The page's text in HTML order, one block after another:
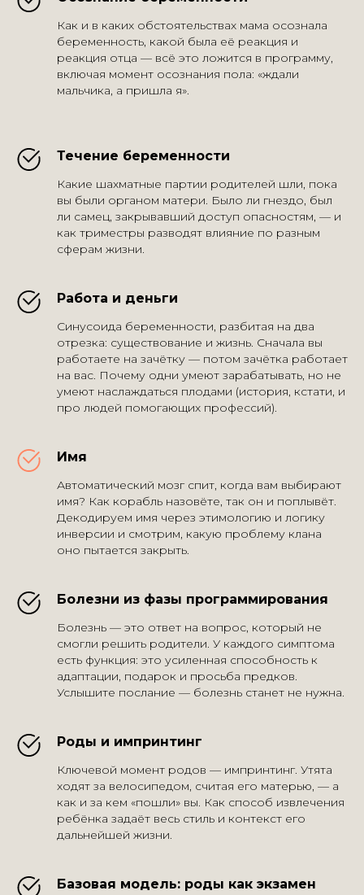
Как и в каких обстоятельствах мама осознала
беременность, какой была её реакция и
реакция отца — всё это ложится в программу,
включая момент осознания пола: «ждали
мальчика, а пришла я».
Течение беременности
Какие шахматные партии родителей шли, пока
вы были органом матери. Было ли гнездо, был
ли самец, закрывавший доступ опасностям, — и
как триместры разводят влияние по разным
сферам жизни.
Работа и деньги
Синусоида беременности, разбитая на два
отрезка: существование и жизнь. Сначала вы
работаете на зачётку — потом зачётка работает
на вас. Почему одни умеют зарабатывать, но не
умеют наслаждаться плодами (история, кстати, и
про людей помогающих профессий).
Имя
Автоматический мозг спит, когда вам выбирают
имя? Как корабль назовёте, так он и поплывёт.
Декодируем имя через этимологию и логику
инверсии и смотрим, какую проблему клана
оно пытается закрыть.
Болезни из фазы программирования
Болезнь — это ответ на вопрос, который не
смогли решить родители. У каждого симптома
есть функция: это усиленная способность к
адаптации, подарок и просьба предков.
Услышите послание — болезнь станет не нужна.
Роды и импринтинг
Ключевой момент родов — импринтинг. Утята
ходят за велосипедом, считая его матерью, — а
как и за кем «пошли» вы. Как способ извлечения
ребёнка задаёт весь стиль и контекст его
дальнейшей жизни.
Базовая модель: роды как экзамен